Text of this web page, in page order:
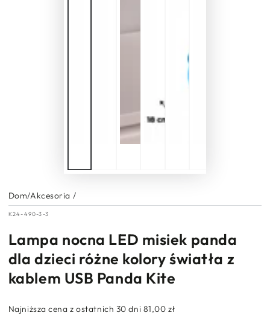
Dom/Akcesoria /
K24-490-3-3
Lampa nocna LED misiek panda
dla dzieci różne kolory światła z
kablem USB Panda Kite
Najniższa cena z ostatnich 30 dni 81,00 zł